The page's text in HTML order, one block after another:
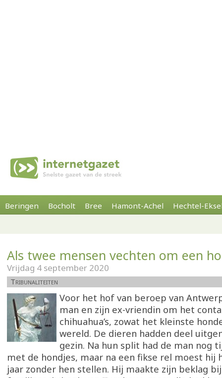
Beringen Bocholt Bree Hamont-Achel Hechtel-
Als twee mensen vechten om een
Vrijdag 4 september 2020
Tribunaliteiten
Voor het hof van beroep van
man en zijn ex-vriendin om het
chihuahua’s, zowat het kleinste
wereld. De dieren hadden deel
gezin. Na hun split had de man nog
met de hondjes, maar na een fikse rel moest hij
jaar zonder hen stellen. Hij maakte zijn beklag